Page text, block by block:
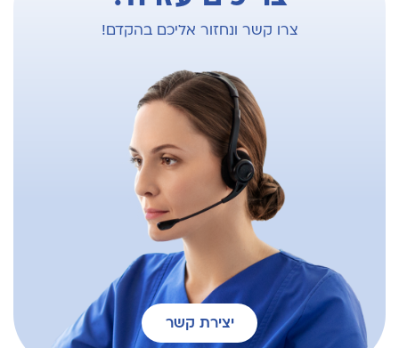
צרו קשר ונחזור אליכם בהקדם!
יצירת קשר